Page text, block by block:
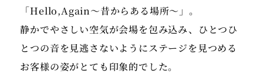
「Hello,Again～昔からある場所～」。
静かでやさしい空気が会場を包み込み、ひとつひ
とつの音を見逃さないようにステージを見つめる